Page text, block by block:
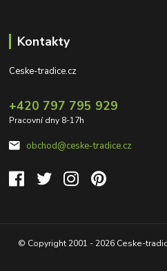
Kontakty
Ceske-tradice.cz
+420 797 795 929
Pracovní dny 8-17h
obchod@ceske-tradice.cz
© Copyright 2001 - 2026 Ceske-